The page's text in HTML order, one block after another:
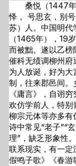
桑悦（1447
怿， 号思玄，别
苏）人。中国明
（1465年），19
而被黜。遂以乙榜
催科无绩调柳州
为人放诞，好为
制，往来郡邑间
《庸言》，自诩
欢仿学前人，特
柳宗元体等亦多有
诗中常见“老子”“
理”，缺乏形象性
联系现实，有一
假鸣子歌》《春游